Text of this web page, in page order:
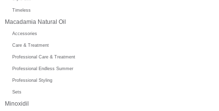
Timeless
Macadamia Natural Oil
Accessories
Care & Treatment
Professional Care & Treatment
Professional Endless Summer
Professional Styling
Sets
Minoxidil